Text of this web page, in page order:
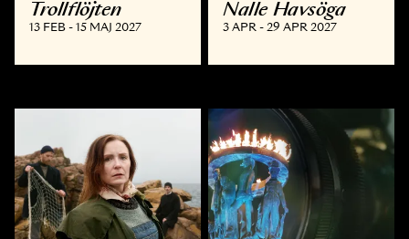
Trollflöjten
13 FEB - 15 MAJ 2027
Nalle Havsöga
3 APR - 29 APR 2027